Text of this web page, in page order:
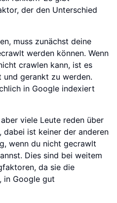
der den Unterschied
muss zunächst deine
werden können. Wenn
crawlen kann, ist es
gerankt zu werden.
in Google indexiert
aber viele Leute reden über
dabei ist keiner der anderen
wenn du nicht gecrawlt
Dies sind bei weitem
da sie die
in Google gut